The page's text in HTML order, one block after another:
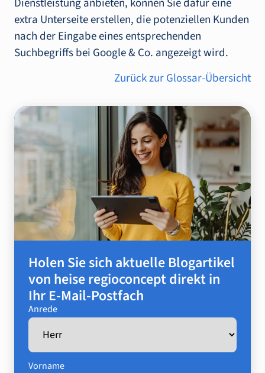
Dienstleistung anbieten, können Sie dafür eine
extra Unterseite erstellen, die potenziellen Kunden
nach der Eingabe eines entsprechenden
Suchbegriffs bei Google & Co. angezeigt wird.
Zurück zur Glossar-Übersicht
Holen Sie sich aktuelle Blogartikel
von heise regioconcept direkt in
Ihr E-Mail-Postfach
Anrede
Vorname